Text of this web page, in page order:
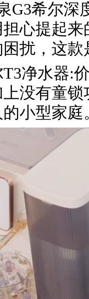
G3希尔深
心提起
扰，这
净水器:
没有童
小型家庭